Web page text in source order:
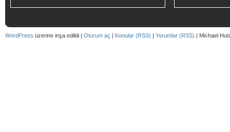
WordPress üzerine inşa edildi | Oturum aç | Konular (RSS) | Yorumlar (RSS) | Michael